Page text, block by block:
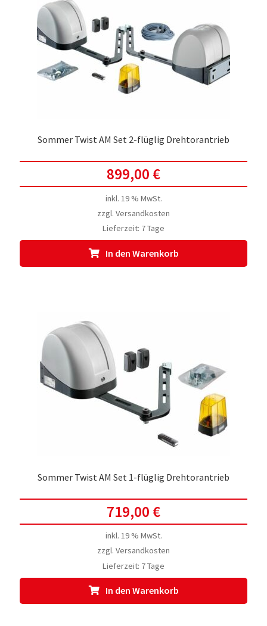
Sommer Twist AM Set 2-flüglig Drehtorantrieb
899,00 €
inkl. 19 % MwSt.
zzgl. Versandkosten
Lieferzeit: 7 Tage
In den Warenkorb
Sommer Twist AM Set 1-flüglig Drehtorantrieb
719,00 €
inkl. 19 % MwSt.
zzgl. Versandkosten
Lieferzeit: 7 Tage
In den Warenkorb